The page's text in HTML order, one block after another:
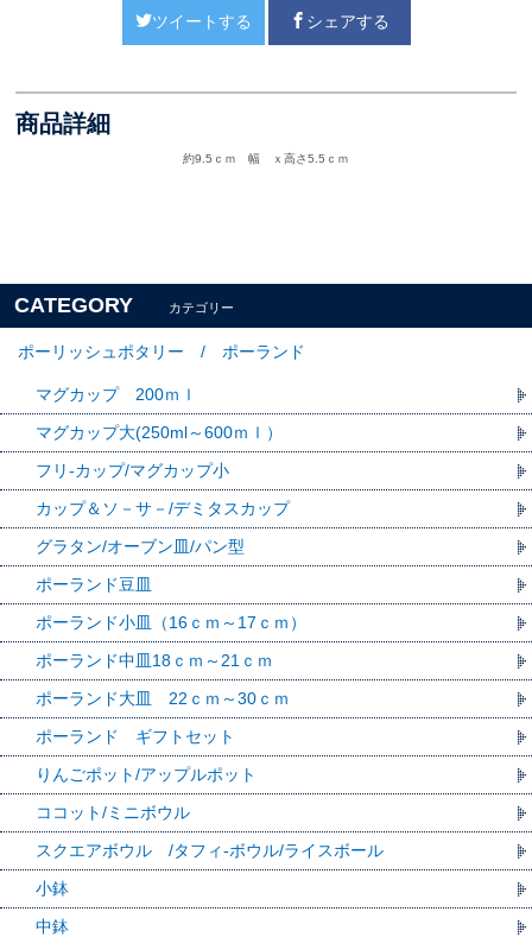
ツイートする シェアする
商品詳細
約9.5ｃｍ 幅 ｘ高さ5.5ｃｍ
CATEGORY カテゴリー
ポーリッシュポタリー / ポーランド
マグカップ 200ｍｌ
マグカップ大(250ml～600ｍｌ）
フリ-カップ/マグカップ小
カップ＆ソ－サ－/デミタスカップ
グラタン/オーブン皿/パン型
ポーランド豆皿
ポーランド小皿（16ｃｍ～17ｃｍ）
ポーランド中皿18ｃｍ～21ｃｍ
ポーランド大皿 22ｃｍ～30ｃｍ
ポーランド ギフトセット
りんごポット/アップルポット
ココット/ミニボウル
スクエアボウル /タフィ-ボウル/ライスボール
小鉢
中鉢